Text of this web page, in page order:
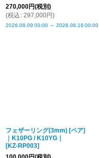
270,000円(税別)
(税込 : 297,000円)
2026.08.09 00:00 ～ 2026.08.16 00:00
フェザーリング(3mm) [ペア]
｜K10PG / K10YG｜
[KZ-RP003]